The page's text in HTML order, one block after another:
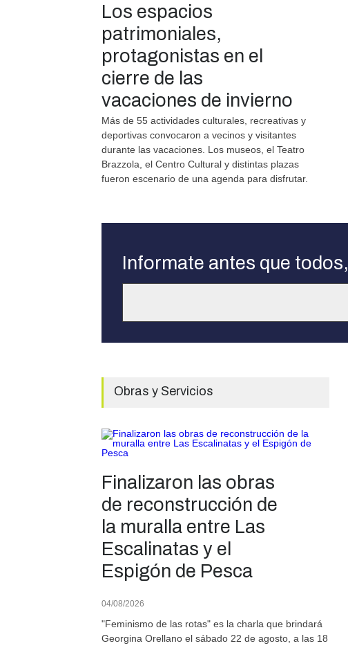
Los espacios
patrimoniales,
protagonistas en el
cierre de las
vacaciones de invierno
Más de 55 actividades culturales, recreativas y
deportivas convocaron a vecinos y visitantes
durante las vacaciones. Los museos, el Teatro
Brazzola, el Centro Cultural y distintas plazas
fueron escenario de una agenda para disfrutar.
Informate antes que todos,
Obras y Servicios
Finalizaron las obras
de reconstrucción de
la muralla entre Las
Escalinatas y el
Espigón de Pesca
04/08/2026
"Feminismo de las rotas" es la charla que brindará
Georgina Orellano el sábado 22 de agosto, a las 18